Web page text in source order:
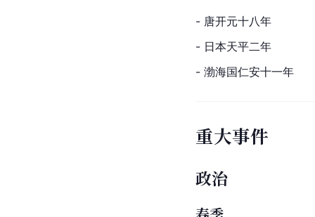
- 唐开元十八年
- 日本天平二年
- 渤海国仁安十一年
重大事件
政治